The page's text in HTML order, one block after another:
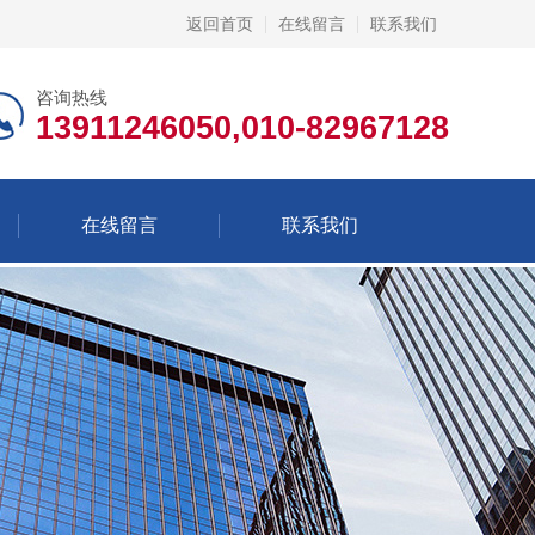
返回首页 在线留言 联系我们
咨询热线
13911246050,010-82967128
在线留言 联系我们